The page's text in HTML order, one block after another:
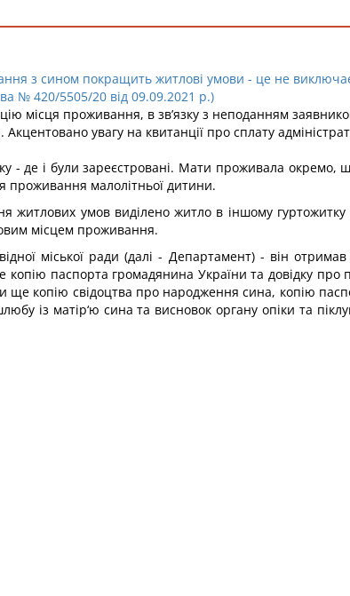
з сином покращить житлові умови - це не
№ 420/5505/20 від 09.09.2021 р.)
місця проживання, в зв’язку з неподанням
увагу на квитанції про сплату
де і були зареєстровані. Мати проживала окремо,
проживання малолітньої дитини.
умов виділено житло в іншому
місцем проживання.
міської ради (далі - Департамент) - він
паспорта громадянина України та довідку про
ще копію свідоцтва про народження сина, копію
із матір‘ю сина та висновок органу опіки та